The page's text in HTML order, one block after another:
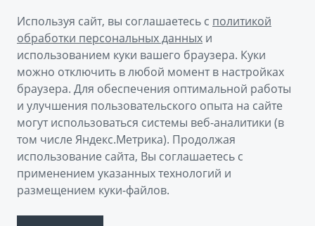
Архивные модели
Новости
Наша команда
Правовая информация
Контакты
Мы в соцсетях
© 2026
Официальный сайт Geely в России
Политика обработки персональных данных
Правовая информация
Используя сайт, вы соглашаетесь с политикой
обработки персональных данных и
использованием куки вашего браузера. Куки
можно отключить в любой момент в настройках
браузера. Для обеспечения оптимальной работы
и улучшения пользовательского опыта на сайте
могут использоваться системы веб-аналитики (в
том числе Яндекс.Метрика). Продолжая
использование сайта, Вы соглашаетесь с
применением указанных технологий и
размещением куки-файлов.